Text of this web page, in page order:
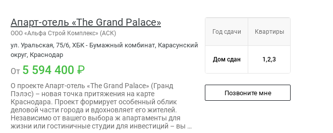
Апарт-отель «The Grand Palace»
ООО «Альфа Строй Комплекс» (АСК)
ул. Уральская, 75/6, ХБК - Бумажный комбинат, Карасунский
округ, Краснодар
От 5 594 400
О проекте Апарт-отель «The Grand Palace» (Гранд
Пэлэс) – новая точка притяжения на карте
Краснодара. Проект формирует особенный облик
деловой части города и вдохновляет его жителей.
Независимо от вашего выбора ж апартаменты для
жизни или гостиничные студии для инвестиций – вы …
Год сдачи Квартиры
Дом сдан 1,2,3
Позвоните мне